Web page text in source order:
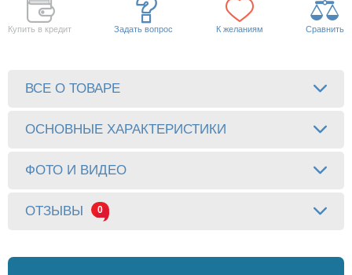
Купить в кредит Задать вопрос К желаниям Сравнить
ВСЕ О ТОВАРЕ
ОСНОВНЫЕ ХАРАКТЕРИСТИКИ
ФОТО И ВИДЕО
ОТЗЫВЫ 0